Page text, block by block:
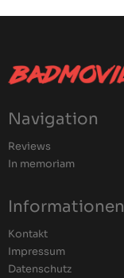
Navigation
Reviews
In memoriam
Informationen
Kontakt
Impressum
Datenschutz